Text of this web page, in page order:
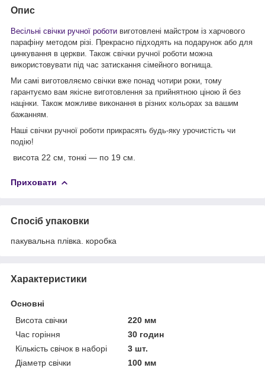
Опис
Весільні свічки ручної роботи виготовлені майстром із харчового
парафіну методом різі. Прекрасно підходять на подарунок або для
цинкування в церкви. Також свічки ручної роботи можна
використовувати під час затискання сімейного вогнища.
Ми самі виготовляємо свічки вже понад чотири роки, тому
гарантуємо вам якісне виготовлення за прийнятною ціною й без
націнки. Також можливе виконання в різних кольорах за вашим
бажанням.
Наші свічки ручної роботи прикрасять будь-яку урочистість чи
подію!
висота 22 см, тонкі — по 19 см.
Приховати
Спосіб упаковки
пакувальна плівка. коробка
Характеристики
Основні
Висота свічки
220 мм
Час горіння
30 годин
Кількість свічок в наборі
3 шт.
Діаметр свічки
100 мм